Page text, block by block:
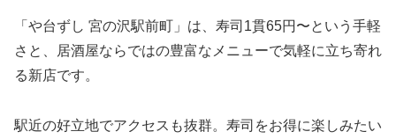
「や台ずし 宮の沢駅前町」は、寿司1貫65円〜という手軽
さと、居酒屋ならではの豊富なメニューで気軽に立ち寄れ
る新店です。
駅近の好立地でアクセスも抜群。寿司をお得に楽しみたい